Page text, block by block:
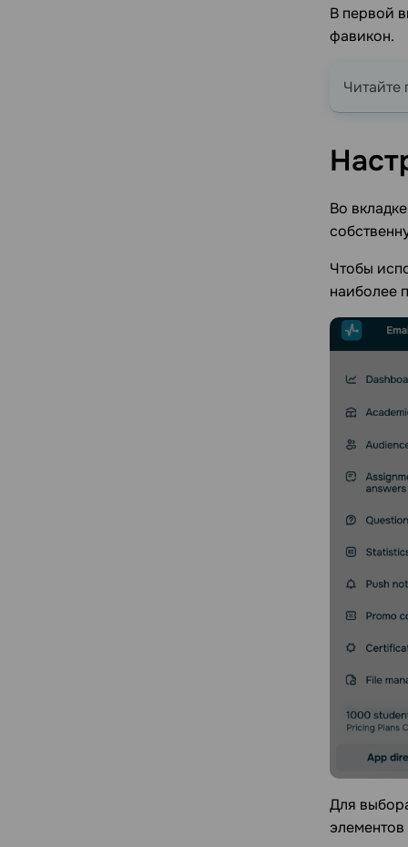
В первой
фавикон.
Читайте
Во вкладке
Чтобы
наиболее
Для
элементов